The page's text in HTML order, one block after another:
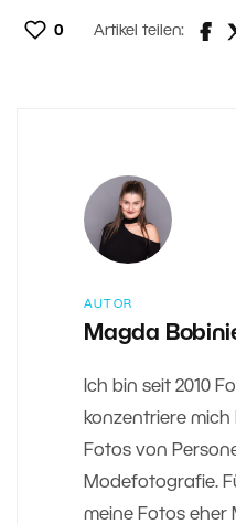
0 Artikel teilen:
AUTOR
Magda
Ich bin seit 2010
konzentriere
Fotos von
Modefotografie.
meine Fotos eher